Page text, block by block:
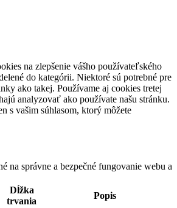
na zlepšenie vášho používateľského
do kategórii. Niektoré sú potrebné pre
ako takej. Používame aj cookies tretej
analyzovať ako používate našu stránku.
s vašim súhlasom, ktorý môžete
na správne a bezpečné fungovanie webu a
Dĺžka
trvania
Popis